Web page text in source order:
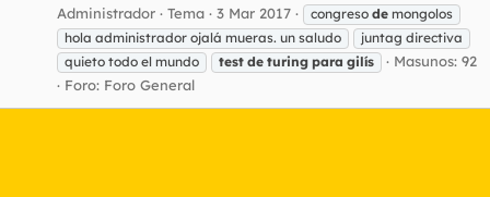
Administrador Tema 3 Mar 2017 congreso de mongolos
hola administrador ojalá mueras. un saludo
juntag directiva
quieto todo el mundo
test de turing para gilís
Masunos: 92
Foro: Foro General